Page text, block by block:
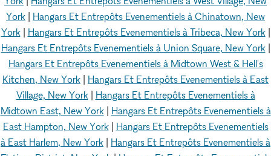
York
Hangars Et Entrepôts Evenementiels à Chinatown, New
York| Hangars Et Entrepôts Evenementiels à Tribeca, New York|
Hangars Et Entrepôts Evenementiels à Union Square, New York|
Hangars Et Entrepôts Evenementiels à Midtown West & Hell's
Kitchen, New York
Hangars Et Entrepôts Evenementiels à East
Village, New York| Hangars Et Entrepôts Evenementiels à
Midtown East, New York| Hangars Et Entrepôts Evenementiels à
East Hampton, New York| Hangars Et Entrepôts Evenementiels
à East Harlem, New York
Hangars Et Entrepôts Evenementiels à